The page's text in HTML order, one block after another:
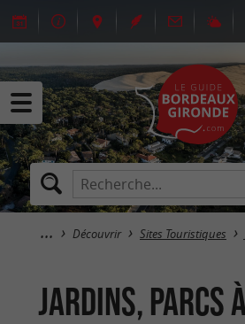
Découvrir Sites Touristiques
Jardins, Parcs